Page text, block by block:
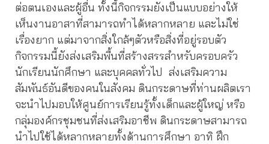
ต่อตนเองและผู้อื่น ทั้งนี้กิจกรรมยังเป็นแบบอย่างให้
เห็นงานอาสาที่สามารถทำได้หลากหลาย และไม่ใช่
เรื่องยาก แต่มาจากสิ่งใกล้ๆตัวหรือสิ่งที่อยู่รอบตัว
กิจกรรมนี้ยังส่งเสริมพื้นที่สร้างสรรสำหรับครอบครัว
นักเรียนนักศึกษา และบุคคลทั่วไป ส่งเสริมความ
สัมพันธ์อันดีของคนในสังคม ดินกระดาษที่ท่านผลิตเรา
จะนำไปมอบให้ศูนย์การเรียนรู้ทั้งเด็กและผู้ใหญ่ หรือ
กลุ่มองค์กรชุมชนที่ส่งเสริมอาชีพ ดินกระดาษสามารถ
นำไปใช้ได้หลากหลายทั้งด้านการศึกษา อาทิ ฝึก